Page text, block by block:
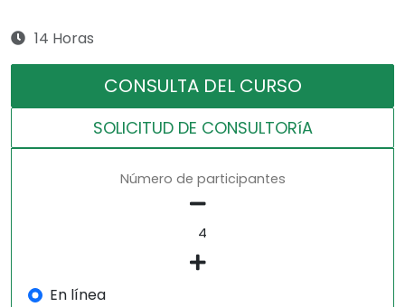
14 Horas
CONSULTA DEL CURSO
SOLICITUD DE CONSULTORíA
Número de participantes
En línea